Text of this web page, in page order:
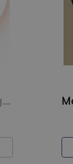
First Person Singular : mind-bending new collection of short stories